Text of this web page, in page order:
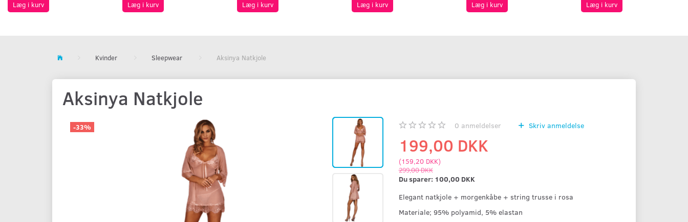
Læg i kurv Læg i kurv Læg i kurv Læg i kurv Læg i kurv Læg i kurv
Kvinder Sleepwear Aksinya Natkjole
Aksinya Natkjole
-33% 0 anmeldelser Skriv anmeldelse
199,00 DKK
(159,20 DKK)
299,00 DKK
Du sparer: 100,00 DKK
Elegant natkjole + morgenkåbe + string trusse i rosa
Materiale; 95% polyamid, 5% elastan